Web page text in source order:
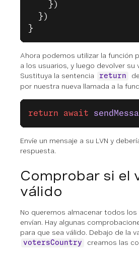
    })
  })
}
Ahora podemos utilizar la función
a los usuarios, y luego devolver su
Sustituya la sentencia
return
por nuestra nueva llamada a la
return await
Envíe un mensaje a su LVN y
respuesta.
Comprobar si el
válido
No queremos almacenar todos
envían. Hay algunas
para que sea válido. Debajo de la
votersCountry creamos las